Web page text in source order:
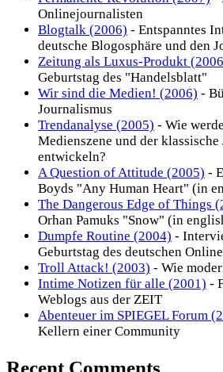
Onlinejournalisten
Blogtalk (2006) - Entspanntes
deutsche Blogosphäre und den
Zeitung als Luxus-Produkt
Geburtstag des "Handelsblatt"
Wir sind die Medien! (2006) -
Journalismus
Trendanalyse (2005) - Wie
Medienszene und der klassische
entwickeln?
A Question of Attitude (2005) -
Boyds "Any Human Heart" (in
The Dangerous Edge of Things
Orhan Pamuks "Snow" (in
Dumpfe Routine (2004) -
Geburtstag des deutschen
Troll Attack! (2003) - Wie
Intime Notizen für alle (2001) -
Weblogs aus der ZEIT
Abenteuer im SPIEGEL Forum
Kellern einer Community